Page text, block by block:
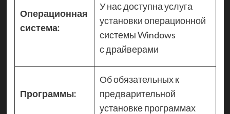
Операционная
система:
У нас доступна услуга
установки операционной
системы Windows
с драйверами
Программы:
Об обязательных к
предварительной
установке программах